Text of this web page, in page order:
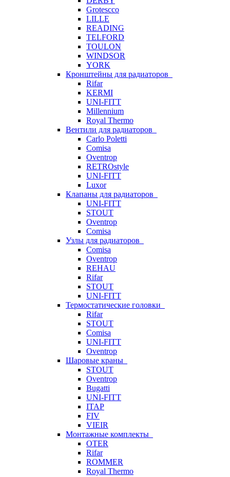
Grotescco
LILLE
READING
TELFORD
TOULON
WINDSOR
YORK
Кронштейны для радиаторов
Rifar
KERMI
UNI-FITT
Millennium
Royal Thermo
Вентили для радиаторов
Carlo Poletti
Comisa
Oventrop
RETROstyle
UNI-FITT
Luxor
Клапаны для радиаторов
UNI-FITT
STOUT
Oventrop
Comisa
Узлы для радиаторов
Comisa
Oventrop
REHAU
Rifar
STOUT
UNI-FITT
Термостатические головки
Rifar
STOUT
Comisa
UNI-FITT
Oventrop
Шаровые краны
STOUT
Oventrop
Bugatti
UNI-FITT
ITAP
FIV
VIEIR
Монтажные комплекты
OTER
Rifar
ROMMER
Royal Thermo